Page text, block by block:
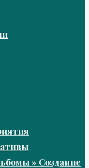
» Создание